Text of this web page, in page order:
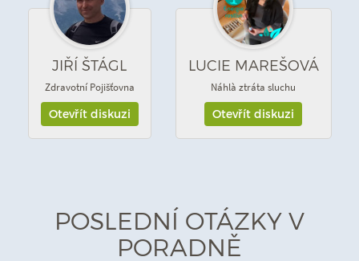
JIŘÍ ŠTÁGL
Zdravotní Pojišťovna
Otevřít diskuzi
LUCIE MAREŠOVÁ
Náhlà ztráta sluchu
Otevřít diskuzi
POSLEDNÍ OTÁZKY V
PORADNĚ